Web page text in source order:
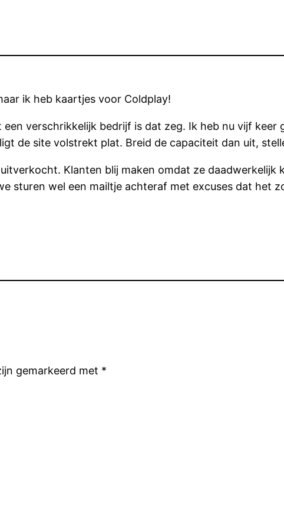
ik heb kaartjes voor Coldplay!
verschrikkelijk bedrijf is dat zeg. Ik heb nu vijf keer
de site volstrekt plat. Breid de capaciteit dan uit,
Klanten blij maken omdat ze daadwerkelijk
sturen wel een mailtje achteraf met excuses dat het
gemarkeerd met *